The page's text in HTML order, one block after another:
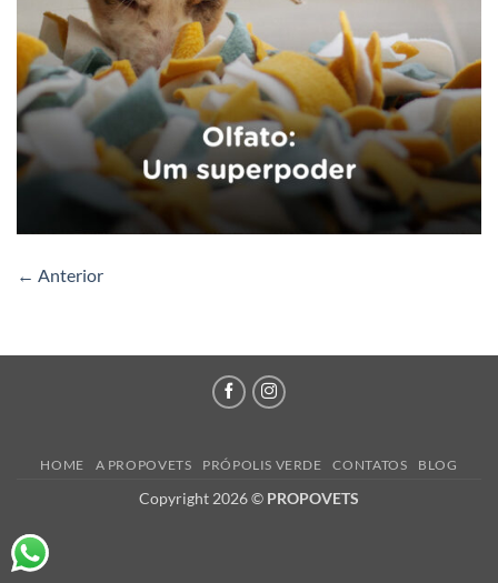
← Anterior
HOME A PROPOVETS PRÓPOLIS VERDE CONTATOS BLOG
Copyright 2026 © PROPOVETS